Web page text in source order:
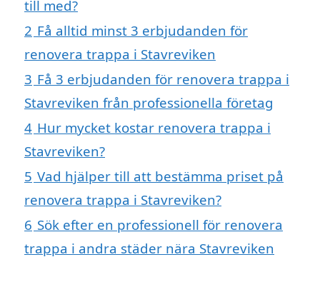
till med?
2 Få alltid minst 3 erbjudanden för
renovera trappa i Stavreviken
3 Få 3 erbjudanden för renovera trappa i
Stavreviken från professionella företag
4 Hur mycket kostar renovera trappa i
Stavreviken?
5 Vad hjälper till att bestämma priset på
renovera trappa i Stavreviken?
6 Sök efter en professionell för renovera
trappa i andra städer nära Stavreviken